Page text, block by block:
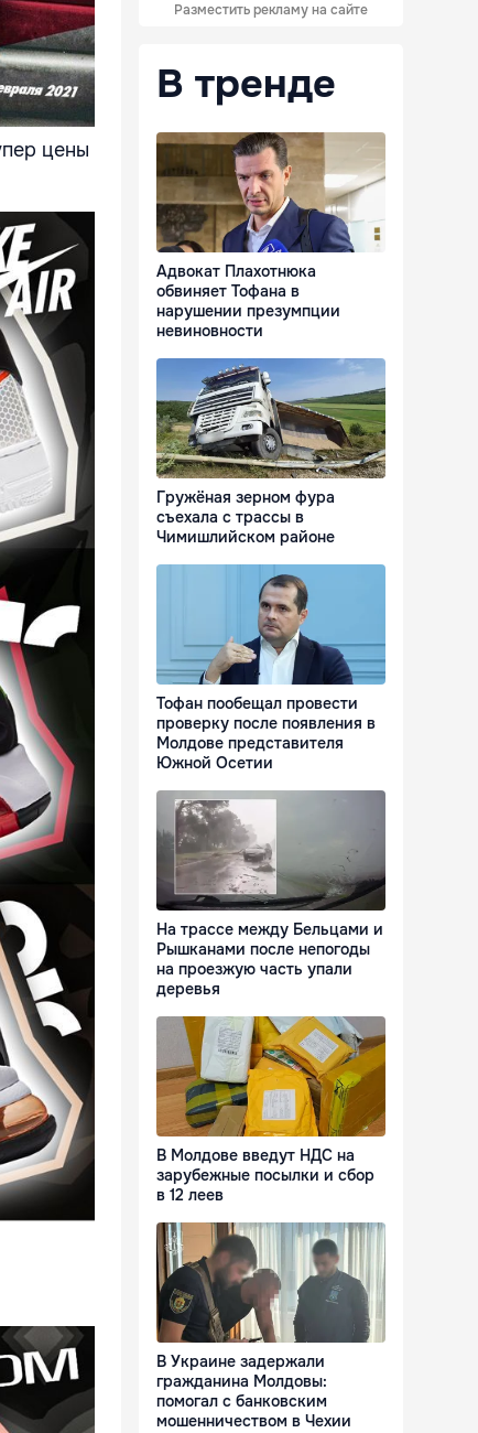
цены
Разместить рекламу на сайте
В тренде
Адвокат Плахотнюка
обвиняет Тофана в
нарушении презумпции
невиновности
Гружёная зерном фура
съехала с трассы в
Чимишлийском районе
Тофан пообещал провести
проверку после появления в
Молдове представителя
Южной Осетии
На трассе между Бельцами и
Рышканами после непогоды
на проезжую часть упали
деревья
В Молдове введут НДС на
зарубежные посылки и сбор
в 12 леев
В Украине задержали
гражданина Молдовы:
помогал с банковским
мошенничеством в Чехии